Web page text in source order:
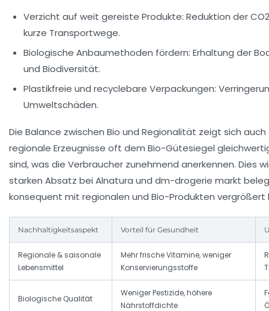
Verzicht auf weit gereiste Produkte: Reduktion der
kurze Transportwege.
Biologische Anbaumethoden fördern: Erhaltung der
und Biodiversität.
Plastikfreie und recyclebare Verpackungen:
Umweltschäden.
Die Balance zwischen Bio und Regionalität zeigt sich auch
regionale Erzeugnisse oft dem Bio-Gütesiegel
sind, was die Verbraucher zunehmend anerkennen. Dies
starken Absatz bei Alnatura und dm-drogerie markt
konsequent mit regionalen und Bio-Produkten vergrößert
Nachhaltigkeitsaspekt Vorteil für Gesundheit
Regionale & saisonale
Lebensmittel
Mehr frische Vitamine, weniger
Konservierungsstoffe
Biologische Qualität
Weniger Pestizide, höhere
Nährstoffdichte